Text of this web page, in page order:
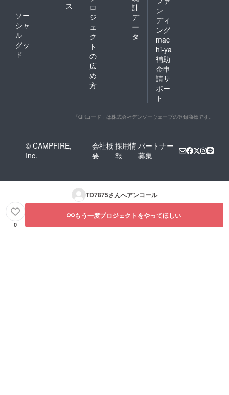
ス
ソー
シャ
ル
グッ
ド
ロ
ジ
ェ
ク
ト
の
広
め
方
計
デ
ー
タ
ン
ディ
ング
mac
hi-ya
補助
金申
請サ
ポー
ト
「QRコード」は株式会社デンソーウェーブの登録商標です。
© CAMPFIRE,
Inc.
会社概
要
採用情
報
パートナー
募集
TD7875さんへアンコール
0
もう一度プロジェクトをやってほしい